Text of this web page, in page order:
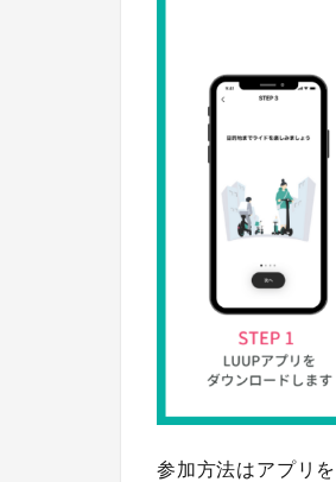
参加方法はアプリ